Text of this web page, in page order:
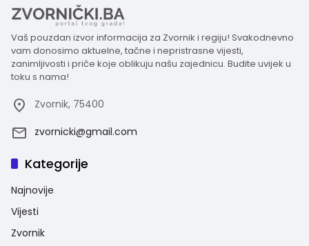
Vaš pouzdan izvor informacija za Zvornik i regiju! Svakodnevno
vam donosimo aktuelne, tačne i nepristrasne vijesti,
zanimljivosti i priče koje oblikuju našu zajednicu. Budite uvijek u
toku s nama!
Zvornik, 75400
zvornicki@gmail.com
Kategorije
Najnovije
Vijesti
Zvornik